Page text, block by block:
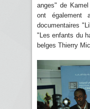
anges" de
ont également
documentaires
"Les enfants du
belges Thierry